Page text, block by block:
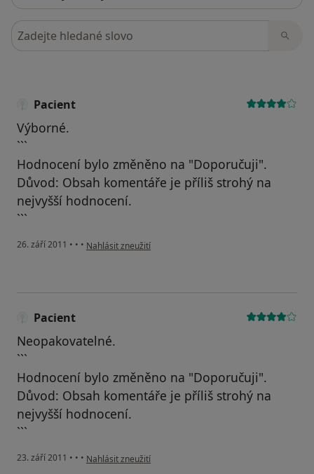
Hledejte v názorech
Pacient
Výborné.
```
Hodnocení bylo změněno na "Doporučuji".
Důvod: Obsah komentáře je příliš strohý na
nejvyšší hodnocení.
```
26. září 2011 • • • podle názoru uživatele Pacient
Nahlásit zneužití
Pacient
Neopakovatelné.
```
Hodnocení bylo změněno na "Doporučuji".
Důvod: Obsah komentáře je příliš strohý na
nejvyšší hodnocení.
```
23. září 2011 • • • podle názoru uživatele Pacient
Nahlásit zneužití